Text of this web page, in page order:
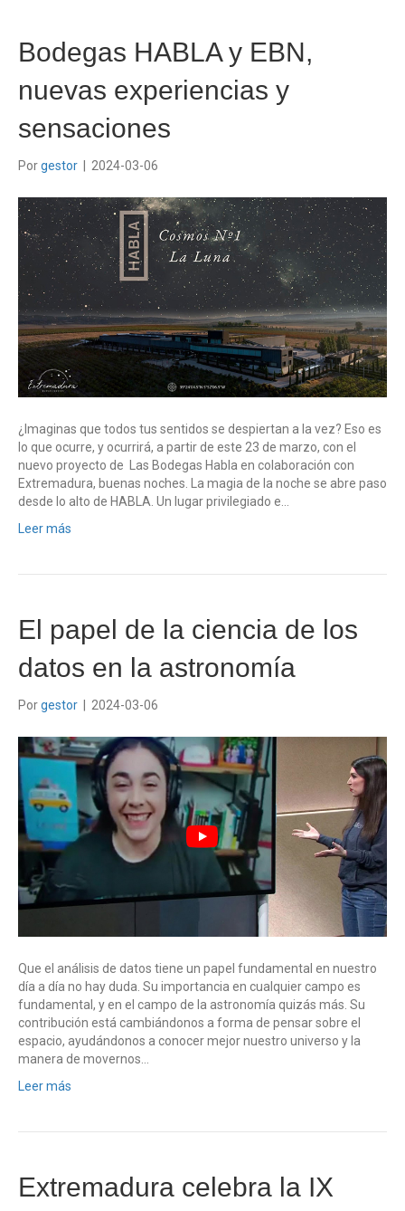
Bodegas HABLA y EBN,
nuevas experiencias y
sensaciones
Porgestor 2024-03-06
¿Imaginas que todos tus sentidos se despiertan a la vez? Eso es
lo que ocurre, y ocurrirá, a partir de este 23 de marzo, con el
nuevo proyecto de Las Bodegas Habla en colaboración con
Extremadura, buenas noches. La magia de la noche se abre paso
desde lo alto de HABLA. Un lugar privilegiado e…
Leer más
El papel de la ciencia de los
datos en la astronomía
Porgestor 2024-03-06
Que el análisis de datos tiene un papel fundamental en nuestro
día a día no hay duda. Su importancia en cualquier campo es
fundamental, y en el campo de la astronomía quizás más. Su
contribución está cambiándonos a forma de pensar sobre el
espacio, ayudándonos a conocer mejor nuestro universo y la
manera de movernos…
Leer más
Extremadura celebra la IX